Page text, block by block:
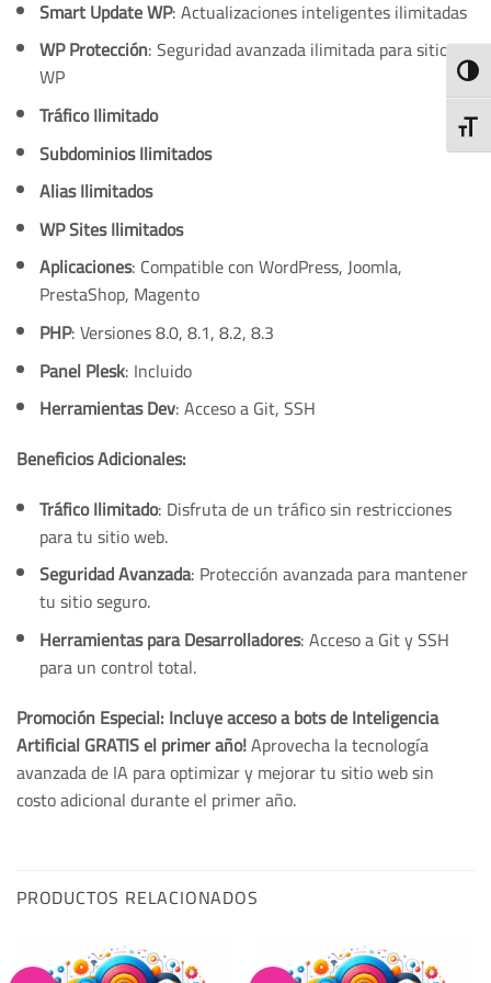
Smart Update WP: Actualizaciones inteligentes ilimitadas
WP Protección: Seguridad avanzada ilimitada para sitios
WP
Tráfico Ilimitado
Subdominios Ilimitados
Alias Ilimitados
WP Sites Ilimitados
Aplicaciones: Compatible con WordPress, Joomla,
PrestaShop, Magento
PHP: Versiones 8.0, 8.1, 8.2, 8.3
Panel Plesk: Incluido
Herramientas Dev: Acceso a Git, SSH
Beneficios Adicionales:
Tráfico Ilimitado: Disfruta de un tráfico sin restricciones
para tu sitio web.
Seguridad Avanzada: Protección avanzada para mantener
tu sitio seguro.
Herramientas para Desarrolladores: Acceso a Git y SSH
para un control total.
Promoción Especial: Incluye acceso a bots de Inteligencia
Artificial GRATIS el primer año!Aprovecha la tecnología
avanzada de IA para optimizar y mejorar tu sitio web sin
costo adicional durante el primer año.
PRODUCTOS RELACIONADOS